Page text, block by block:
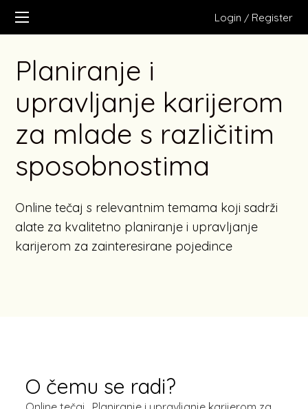
Login / Register
Planiranje i
upravljanje karijerom
za mlade s različitim
sposobnostima
Online tečaj s relevantnim temama koji sadrži
alate za kvalitetno planiranje i upravljanje
karijerom za zainteresirane pojedince
O čemu se radi?